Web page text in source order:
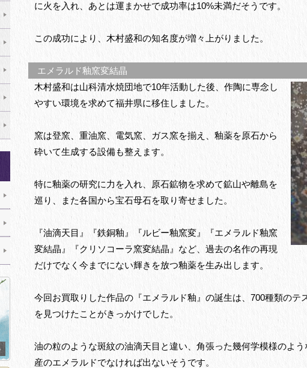
に火を入れ、あとは運まかせで成功率は10%未満だそうです。
この成功により、木村盛和の知名度が増々上がりました。
エメラルド釉窯変結晶
木村盛和は山科清水焼団地で10年活動した後、作陶に専念し
やすい環境を求めて福井県に移住しました。
窯は登窯、重油窯、電気窯、ガス窯を揃え、釉薬を原石から
砕いて生成する設備も整えます。
特に釉薬の研究に力を入れ、原石鉱物を求めて鉱山や離島を
巡り、また各国から宝石母石を取り寄せました。
『油滴天目』『鉄銅釉』『ルビー釉窯変』『エメラルド釉窯
変結晶』『クリソコーラ窯変結晶』など、過去の名作の再現
だけでなく今までにない輝きを放つ釉薬を生み出します。
今回お買取りした作品の『エメラルド釉』の誕生は、700種類のテ
を見つけたことがきっかけでした。
油の粒のような斑紋の油滴天目と違い、角張った幾何学模様のよ
産のエメラルドでなければ出ないそうです。